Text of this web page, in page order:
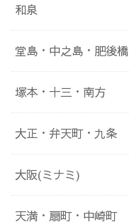
和泉
堂島・中之島・肥後橋
塚本・十三・南方
大正・弁天町・九条
大阪(ミナミ)
天満・扇町・中崎町